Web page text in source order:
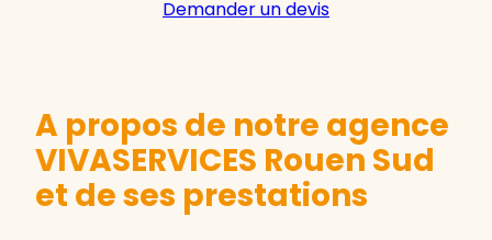
Demander un devis
A propos de notre agence
VIVASERVICES Rouen Sud
et de ses prestations